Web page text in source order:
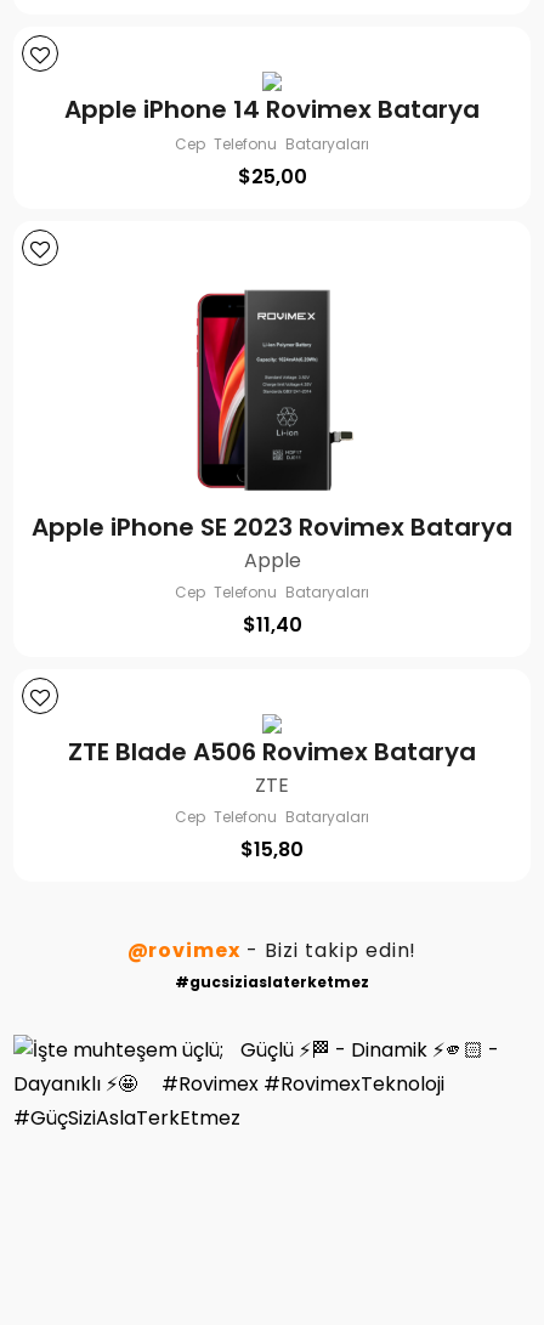
Apple iPhone 14 Rovimex Batarya
Cep Telefonu Bataryaları
$25,00
Apple iPhone SE 2023 Rovimex Batarya
Apple
Cep Telefonu Bataryaları
$11,40
ZTE Blade A506 Rovimex Batarya
ZTE
Cep Telefonu Bataryaları
$15,80
@rovimex - Bizi takip edin!
#gucsiziaslaterketmez